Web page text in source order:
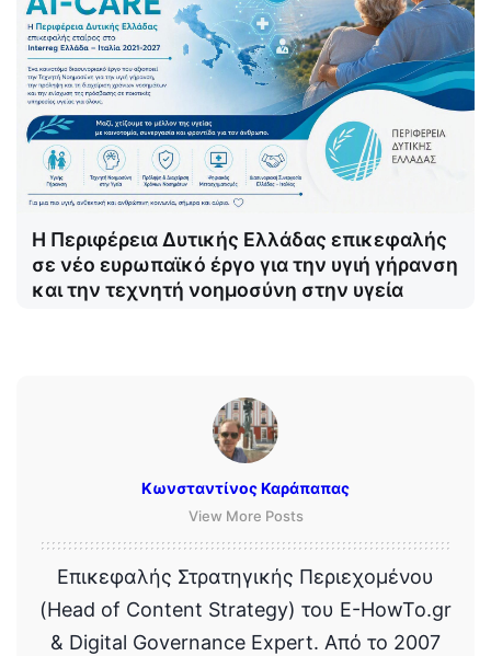
Η Περιφέρεια Δυτικής Ελλάδας επικεφαλής
σε νέο ευρωπαϊκό έργο για την υγιή γήρανση
και την τεχνητή νοημοσύνη στην υγεία
Κωνσταντίνος Καράπαπας
View More Posts
Επικεφαλής Στρατηγικής Περιεχομένου
(Head of Content Strategy) του E-HowTo.gr
& Digital Governance Expert. Από το 2007